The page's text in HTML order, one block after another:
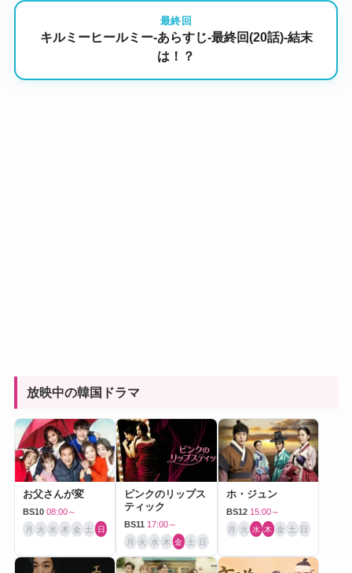
最終回
キルミーヒールミー-あらすじ-最終回(20話)-結末
は！？
放映中の韓国ドラマ
お父さんが変
BS10 08:00～
月 火 水 木 金 土 日
ピンクのリップス
ティック
BS11 17:00～
月 火 水 木 金 土 日
ホ・ジュン
BS12 15:00～
月 火 水 木 金 土 日